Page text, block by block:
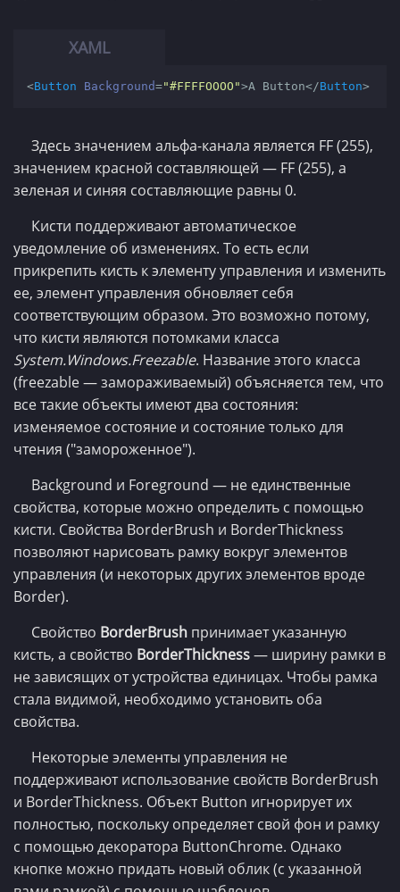
<Button Background="#FFFFOOOO">A Button</Button>
Здесь значением альфа-канала является FF (255),
значением красной составляющей — FF (255), а
зеленая и синяя составляющие равны 0.
Кисти поддерживают автоматическое
уведомление об изменениях. То есть если
прикрепить кисть к элементу управления и изменить
ее, элемент управления обновляет себя
соответствующим образом. Это возможно потому,
что кисти являются потомками класса
System.Windows.Freezable. Название этого класса
(freezable — замораживаемый) объясняется тем, что
все такие объекты имеют два состояния:
изменяемое состояние и состояние только для
чтения ("замороженное").
Background и Foreground — не единственные
свойства, которые можно определить с помощью
кисти. Свойства BorderBrush и BorderThickness
позволяют нарисовать рамку вокруг элементов
управления (и некоторых других элементов вроде
Border).
Свойство BorderBrush принимает указанную
кисть, а свойство BorderThickness— ширину рамки в
не зависящих от устройства единицах. Чтобы рамка
стала видимой, необходимо установить оба
свойства.
Некоторые элементы управления не
поддерживают использование свойств BorderBrush
и BorderThickness. Объект Button игнорирует их
полностью, поскольку определяет свой фон и рамку
с помощью декоратора ButtonChrome. Однако
кнопке можно придать новый облик (с указанной